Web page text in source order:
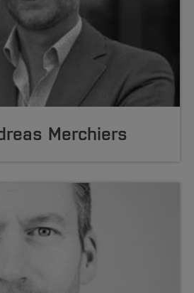
Merchiers